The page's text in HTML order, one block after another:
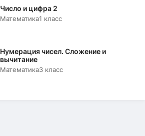
Число и цифра 2
Математика1 класс
Нумерация чисел. Сложение и
вычитание
Математика3 класс